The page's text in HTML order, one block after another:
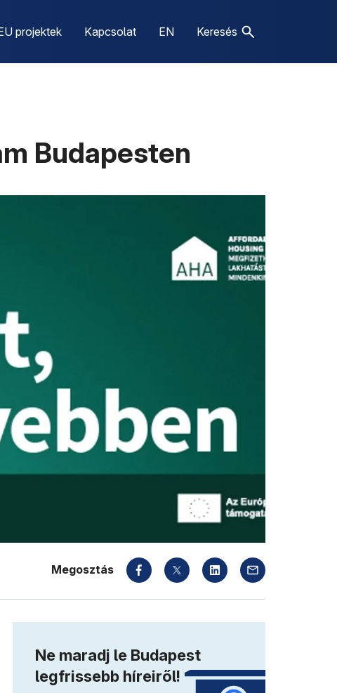
projektek Kapcsolat EN Keresés
Budapesten
Megosztás
Ne maradj le Budapest
legfrissebb híreiről!